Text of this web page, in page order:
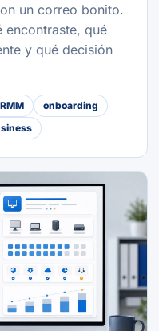
un correo bonito.
encontraste, qué
y qué decisión
RMM
onboarding